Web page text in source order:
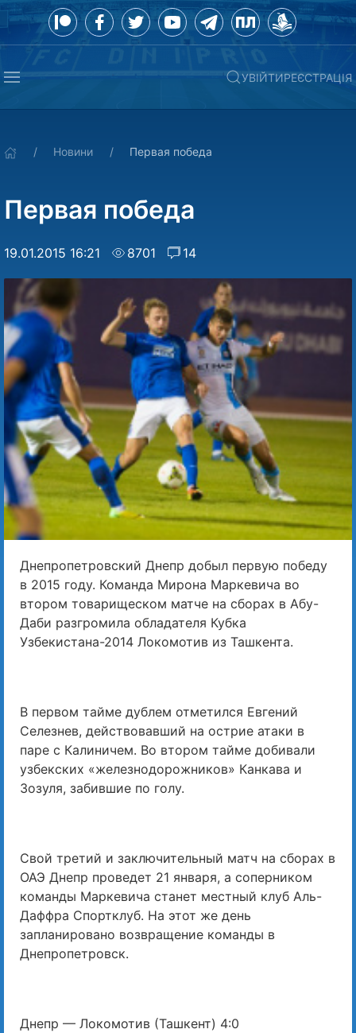
УВІЙТИРЕЄСТРАЦІЯ
Новини Первая победа
Первая победа
19.01.2015 16:21 8701 14
Днепропетровский Днепр добыл первую победу
в 2015 году. Команда Мирона Маркевича во
втором товарищеском матче на сборах в Абу-
Даби разгромила обладателя Кубка
Узбекистана-2014 Локомотив из Ташкента.
В первом тайме дублем отметился Евгений
Селезнев, действовавший на острие атаки в
паре с Калиничем. Во втором тайме добивали
узбекских «железнодорожников» Канкава и
Зозуля, забившие по голу.
Свой третий и заключительный матч на сборах в
ОАЭ Днепр проведет 21 января, а соперником
команды Маркевича станет местный клуб Аль-
Даффра Спортклуб. На этот же день
запланировано возвращение команды в
Днепропетровск.
Днепр — Локомотив (Ташкент) 4:0